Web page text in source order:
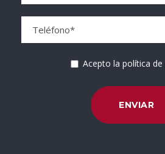
Acepto la política de